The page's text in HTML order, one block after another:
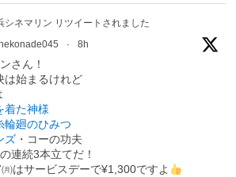
シネマリン リツイートされました
· 8h
さん！
は始まるけれど
着た神様
輪廻のひみつ
ズ ・コーの功夫
連続3本立てだ！
はサービスデーで¥1,300ですよ